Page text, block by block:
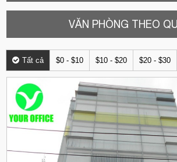
VĂN PHÒNG THEO
Tất cả $0 - $10 $10 - $20 $20 - $30